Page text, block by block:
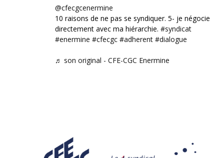
@cfecgcenermine
10 raisons de ne pas se syndiquer. 5- je négocie
directement avec ma hiérarchie. #syndicat
#enermine #cfecgc #adherent #dialogue
♬ son original - CFE-CGC Enermine